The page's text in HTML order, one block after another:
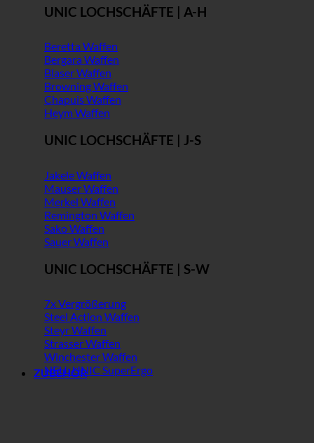
UNIC LOCHSCHÄFTE | A-H
Beretta Waffen
Bergara Waffen
Blaser Waffen
Browning Waffen
Chapuis Waffen
Heym Waffen
UNIC LOCHSCHÄFTE | J-S
Jakele Waffen
Mauser Waffen
Merkel Waffen
Remington Waffen
Sako Waffen
Sauer Waffen
UNIC LOCHSCHÄFTE | S-W
7x Vergrößerung
Steel Action Waffen
Steyr Waffen
Strasser Waffen
Winchester Waffen
NEU: UNIC SuperErgo
ZUBEHÖR